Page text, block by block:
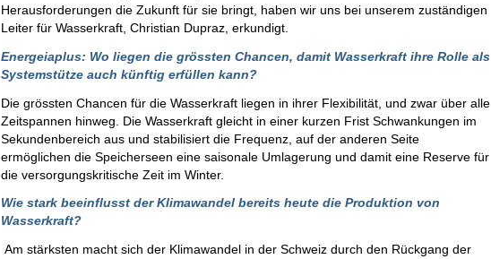
Herausforderungen die Zukunft für sie bringt, haben wir uns bei unserem zuständigen
Leiter für Wasserkraft, Christian Dupraz, erkundigt.
Energeiaplus: Wo liegen die grössten Chancen, damit Wasserkraft ihre Rolle als
Systemstütze auch künftig erfüllen kann?
Die grössten Chancen für die Wasserkraft liegen in ihrer Flexibilität, und zwar über alle
Zeitspannen hinweg. Die Wasserkraft gleicht in einer kurzen Frist Schwankungen im
Sekundenbereich aus und stabilisiert die Frequenz, auf der anderen Seite
ermöglichen die Speicherseen eine saisonale Umlagerung und damit eine Reserve für
die versorgungskritische Zeit im Winter.
Wie stark beeinflusst der Klimawandel bereits heute die Produktion von
Wasserkraft?
Am stärksten macht sich der Klimawandel in der Schweiz durch den Rückgang der